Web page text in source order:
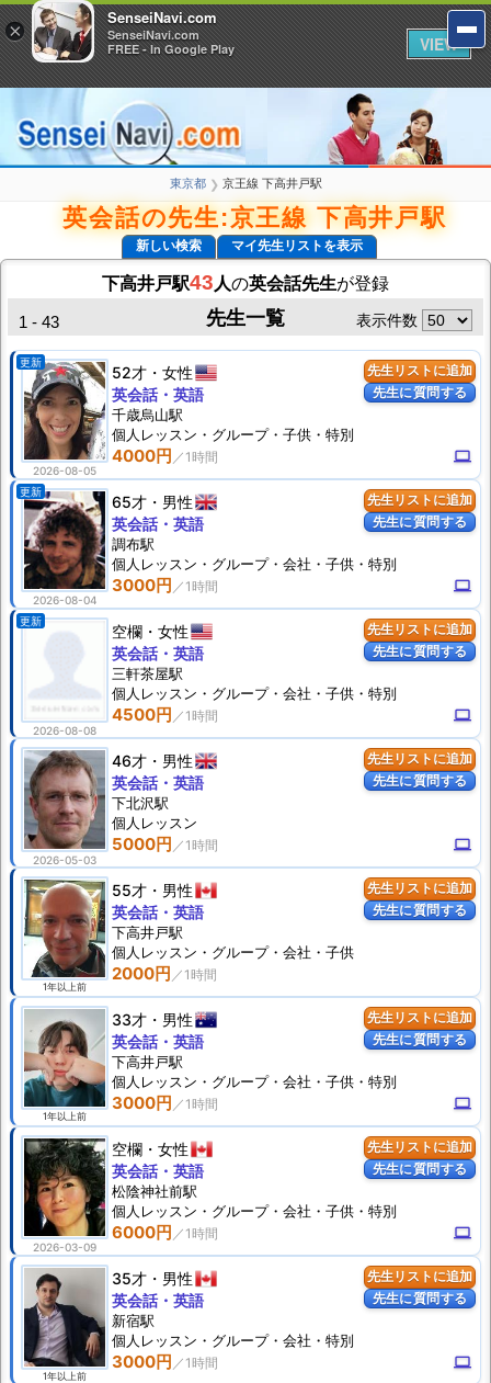
東京都 ❯ 京王線 下高井戸駅
英会話の先生:京王線 下高井戸駅
新しい検索 マイ先生リストを表示
下高井戸駅43 人の英会話先生が登録
先生一覧
1 - 43 表示件数
先生リストに追加
先生に質問する
更新
2026-08-05
52才 女性
4000円 computer
英会話・英語
千歳烏山駅
個人 レッスン ・グループ・子供・特別
先生リストに追加
先生に質問する
更新
2026-08-04
65才 男性
3000円 computer
英会話・英語
調布駅
個人 レッスン ・グループ・会社・子供・特別
先生リストに追加
先生に質問する
更新
2026-08-08
空欄 女性
4500円 computer
英会話・英語
三軒茶屋駅
個人 レッスン ・グループ・会社・子供・特別
先生リストに追加
先生に質問する
2026-05-03
46才 男性
5000円 computer
英会話・英語
下北沢駅
個人 レッスン
先生リストに追加
先生に質問する
1年以上前
55才 男性
2000円
英会話・英語
下高井戸駅
個人 レッスン ・グループ・会社・子供
先生リストに追加
先生に質問する
1年以上前
33才 男性
3000円 computer
英会話・英語
下高井戸駅
個人 レッスン ・グループ・会社・子供・特別
先生リストに追加
先生に質問する
2026-03-09
空欄 女性
6000円 computer
英会話・英語
松陰神社前駅
個人 レッスン ・グループ・会社・子供・特別
先生リストに追加
先生に質問する
1年以上前
35才 男性
3000円 computer
英会話・英語
新宿駅
個人 レッスン ・グループ・会社・特別
×
SenseiNavi.com
SenseiNavi.com
FREE - In Google Play
VIEW
×
SenseiNavi.com
SenseiNavi.com
FREE - In Google Play
VIEW